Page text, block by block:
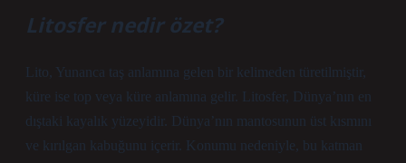
Litosfer nedir özet?
Lito, Yunanca taş anlamına gelen bir kelimeden türetilmiştir,
küre ise top veya küre anlamına gelir. Litosfer, Dünya’nın en
dıştaki kayalık yüzeyidir. Dünya’nın mantosunun üst kısmını
ve kırılgan kabuğunu içerir. Konumu nedeniyle, bu katman